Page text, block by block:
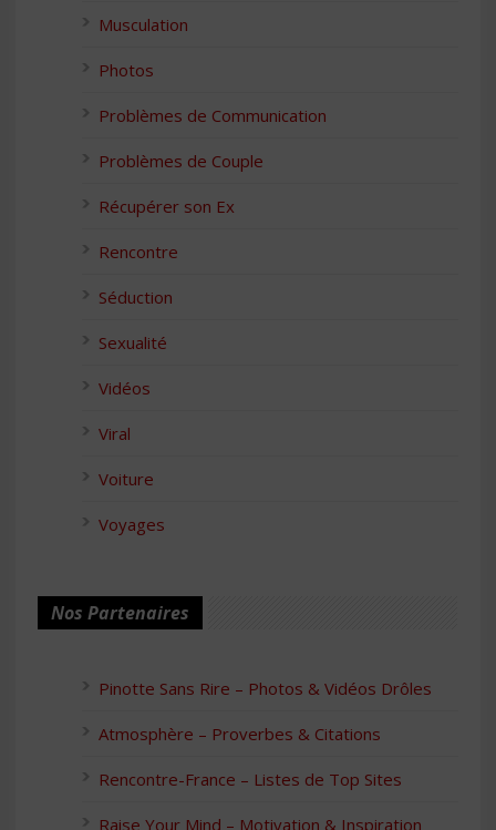
Musculation
Photos
Problèmes de Communication
Problèmes de Couple
Récupérer son Ex
Rencontre
Séduction
Sexualité
Vidéos
Viral
Voiture
Voyages
Nos Partenaires
Pinotte Sans Rire – Photos & Vidéos Drôles
Atmosphère – Proverbes & Citations
Rencontre-France – Listes de Top Sites
Raise Your Mind – Motivation & Inspiration